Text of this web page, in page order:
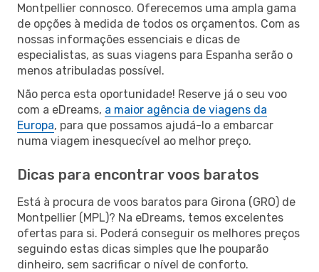
Montpellier connosco. Oferecemos uma ampla gama
de opções à medida de todos os orçamentos. Com as
nossas informações essenciais e dicas de
especialistas, as suas viagens para Espanha serão o
menos atribuladas possível.
Não perca esta oportunidade! Reserve já o seu voo
com a eDreams, a maior agência de viagens da
Europa, para que possamos ajudá-lo a embarcar
numa viagem inesquecível ao melhor preço.
Dicas para encontrar voos baratos
Está à procura de voos baratos para Girona (GRO) de
Montpellier (MPL)? Na eDreams, temos excelentes
ofertas para si. Poderá conseguir os melhores preços
seguindo estas dicas simples que lhe pouparão
dinheiro, sem sacrificar o nível de conforto.